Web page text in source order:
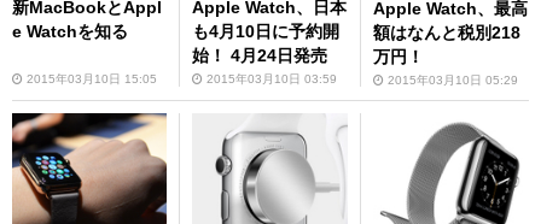
新MacBookとAppl
e Watchを知る
2015年03月10日 15:05
Apple Watch、日本
も4月10日に予約開
始！ 4月24日発売
2015年03月10日 03:59
Apple Watch、最高
額はなんと税別218
万円！
2015年03月10日 05:29